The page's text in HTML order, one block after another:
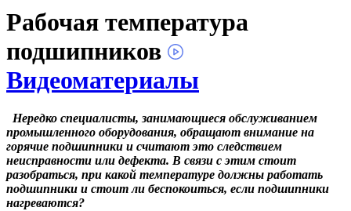
Рабочая температура
подшипников
Видеоматериалы
Нередко специалисты, занимающиеся обслуживанием
промышленного оборудования, обращают внимание на
горячие подшипники и считают это следствием
неисправности или дефекта. В связи с этим стоит
разобраться, при какой температуре должны работать
подшипники и стоит ли беспокоиться, если подшипники
нагреваются?